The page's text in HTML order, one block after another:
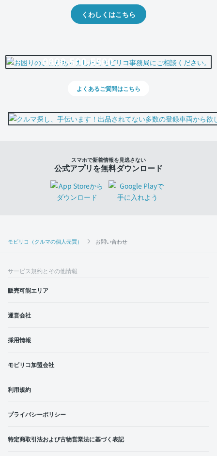
モビリコ（クルマの個人売買） お問い合わせ
くわしくはこちら
0800-500-5500
よくあるご質問はこちら
スマホで新着情報を見逃さない
公式アプリを無料ダウンロード
サービス規約とその他情報
販売可能エリア
運営会社
採用情報
モビリコ加盟会社
利用規約
プライバシーポリシー
特定商取引法および古物営業法に基づく表記